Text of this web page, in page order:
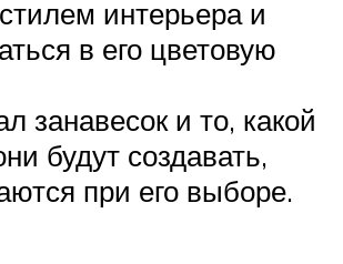
интерьера и
в его цветовую
занавесок и то, какой
будут создавать,
при его выборе.